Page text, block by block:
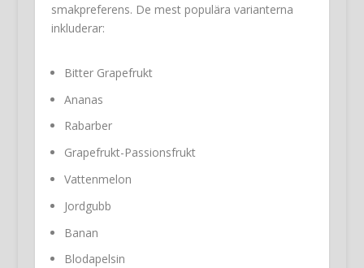
smakpreferens. De mest populära varianterna
inkluderar:
Bitter Grapefrukt
Ananas
Rabarber
Grapefrukt-Passionsfrukt
Vattenmelon
Jordgubb
Banan
Blodapelsin